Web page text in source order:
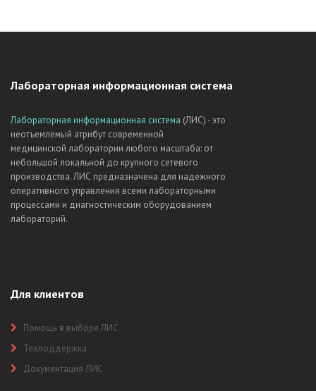
Лабораторная информационная система
Лабораторная информационная система (ЛИС) - это
неотъемлемый атрибут современной
медицинской лаборатории любого масштаба: от
небольшой локальной до крупного сетевого
производства. ЛИС предназначена для надежного
оперативного управления всеми лабораторными
процессами и диагностическим оборудованием
лабораторий.
Для клиентов
Помощь в выборе ЛИС
Техподдержка
Документация ЛИС